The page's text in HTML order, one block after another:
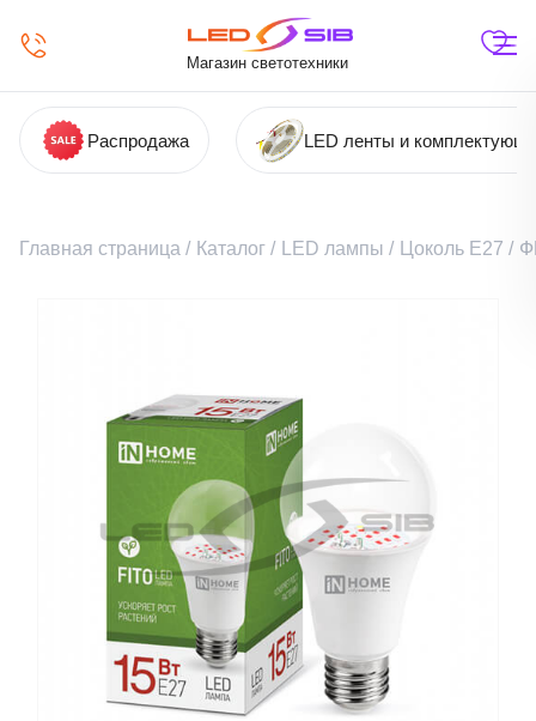
Магазин светотехники
Распродажа LED ленты и
Главная страница / Каталог / LED лампы / Цоколь Е27 /